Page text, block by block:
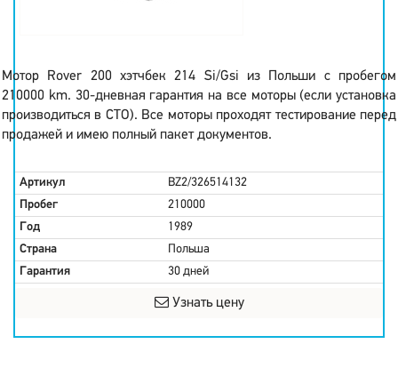
Мотор Rover 200 хэтчбек 214 Si/Gsi из Польши с пробегом
210000 km. 30-дневная гарантия на все моторы (если установка
производиться в СТО). Все моторы проходят тестирование перед
продажей и имею полный пакет документов.
Артикул
BZ2/326514132
Пробег
210000
Год
1989
Страна
Польша
Гарантия
30 дней
Узнать цену